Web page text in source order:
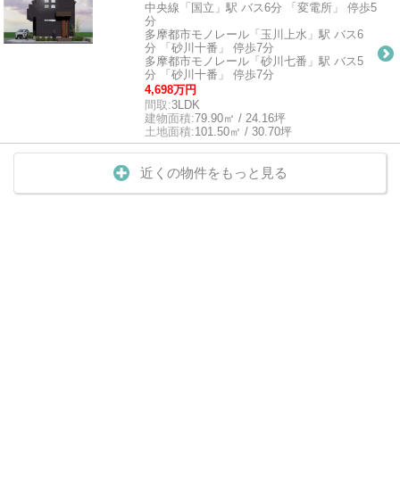
中央線「国立」駅 バス6分 「変電所」 停歩5
分
多摩都市モノレール「玉川上水」駅 バス6
分 「砂川十番」 停歩7分
多摩都市モノレール「砂川七番」駅 バス5
分 「砂川十番」 停歩7分
4,698万円
間取:3LDK
建物面積:79.90㎡ / 24.16坪
土地面積:101.50㎡ / 30.70坪
近くの物件をもっと見る